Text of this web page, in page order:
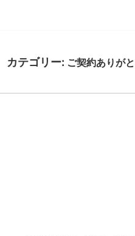
カテゴリー: ご契約ありが